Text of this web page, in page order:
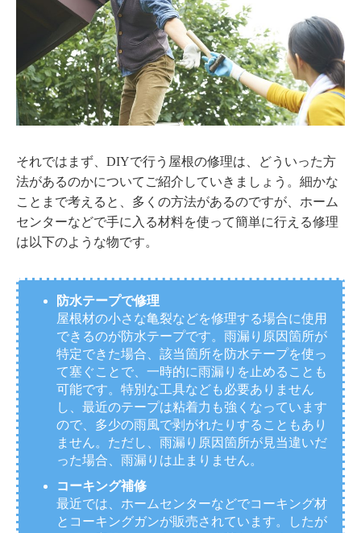
それではまず、DIYで行う屋根の修理は、どういった方
法があるのかについてご紹介していきましょう。細かな
ことまで考えると、多くの方法があるのですが、ホーム
センターなどで手に入る材料を使って簡単に行える修理
は以下のような物です。
防水テープで修理
屋根材の小さな亀裂などを修理する場合に使用
できるのが防水テープです。雨漏り原因箇所が
特定できた場合、該当箇所を防水テープを使っ
て塞ぐことで、一時的に雨漏りを止めることも
可能です。特別な工具なども必要ありません
し、最近のテープは粘着力も強くなっています
ので、多少の雨風で剥がれたりすることもあり
ません。ただし、雨漏り原因箇所が見当違いだ
った場合、雨漏りは止まりません。
コーキング補修
最近では、ホームセンターなどでコーキング材
とコーキングガンが販売されています。したが